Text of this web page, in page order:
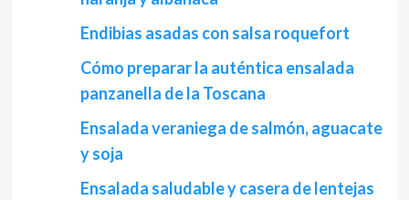
Endibias asadas con salsa roquefort
Cómo preparar la auténtica ensalada
panzanella de la Toscana
Ensalada veraniega de salmón, aguacate
y soja
Ensalada saludable y casera de lentejas